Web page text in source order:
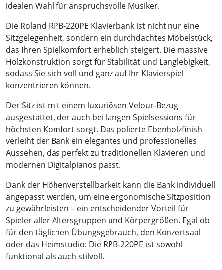
idealen Wahl für anspruchsvolle Musiker.
Die Roland RPB-220PE Klavierbank ist nicht nur eine
Sitzgelegenheit, sondern ein durchdachtes Möbelstück,
das Ihren Spielkomfort erheblich steigert. Die massive
Holzkonstruktion sorgt für Stabilität und Langlebigkeit,
sodass Sie sich voll und ganz auf Ihr Klavierspiel
konzentrieren können.
Der Sitz ist mit einem luxuriösen Velour-Bezug
ausgestattet, der auch bei langen Spielsessions für
höchsten Komfort sorgt. Das polierte Ebenholzfinish
verleiht der Bank ein elegantes und professionelles
Aussehen, das perfekt zu traditionellen Klavieren und
modernen Digitalpianos passt.
Dank der Höhenverstellbarkeit kann die Bank individuell
angepasst werden, um eine ergonomische Sitzposition
zu gewährleisten – ein entscheidender Vorteil für
Spieler aller Altersgruppen und Körpergrößen. Egal ob
für den täglichen Übungsgebrauch, den Konzertsaal
oder das Heimstudio: Die RPB-220PE ist sowohl
funktional als auch stilvoll.